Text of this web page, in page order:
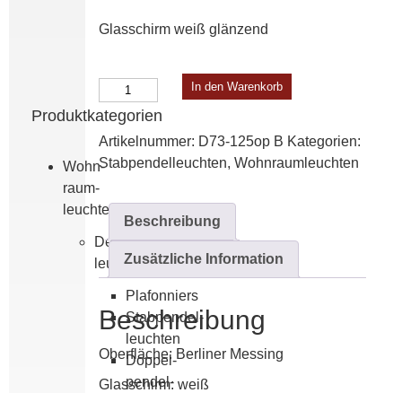
Produktkategorien
Wohn­
raum­
leuchten
Decken­
leuchten
Plafonniers
Stabpendel­
leuchten
Doppel­
pendel­
Glasschirm weiß glänzend
Pendelleuchte
B
Menge
In den Warenkorb
Artikelnummer: D73-125op B Kategorien:
Stabpendel­leuchten, Wohn­raum­leuchten
Beschreibung
Zusätzliche Information
Beschreibung
Oberfläche: Berliner Messing
Glasschirm: weiß